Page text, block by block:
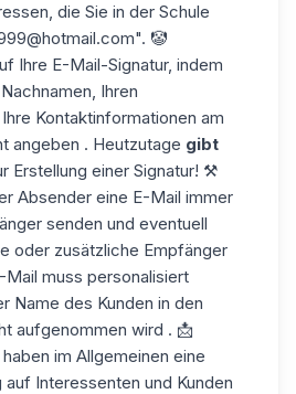
die Sie in der Schule
🤡
Ihre E-Mail-Signatur, indem
Ihren
Kontaktinformationen am
angeben . Heutzutage gibt
Erstellung einer Signatur! ⚒️
Absender eine E-Mail immer
senden und eventuell
oder zusätzliche Empfänger
Mail muss personalisiert
Name des Kunden in den
aufgenommen wird . 📩
haben im Allgemeinen eine
Interessenten und Kunden